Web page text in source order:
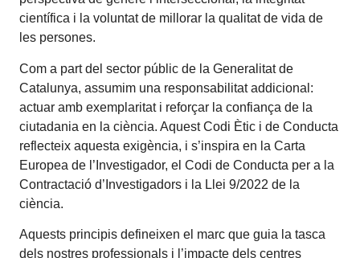
científica i la voluntat de millorar la qualitat de vida de
les persones.
Com a part del sector públic de la Generalitat de
Catalunya, assumim una responsabilitat addicional:
actuar amb exemplaritat i reforçar la confiança de la
ciutadania en la ciència. Aquest Codi Ètic i de Conducta
reflecteix aquesta exigència, i s’inspira en la Carta
Europea de l’Investigador, el Codi de Conducta per a la
Contractació d’Investigadors i la Llei 9/2022 de la
ciència.
Aquests principis defineixen el marc que guia la tasca
dels nostres professionals i l’impacte dels centres